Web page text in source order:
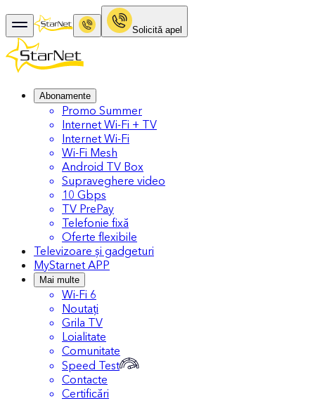
Solicitǎ apel
Abonamente
Promo Summer
Internet Wi-Fi + TV
Internet Wi-Fi
Wi-Fi Mesh
Android TV Box
Supraveghere video
10 Gbps
TV PrePay
Telefonie fixă
Oferte flexibile
Televizoare și gadgeturi
MyStarnet APP
Mai multe
Wi-Fi 6
Noutați
Grila TV
Loialitate
Comunitate
Speed Test
Contacte
Certificări